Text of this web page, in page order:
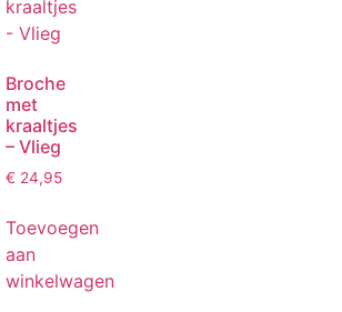
Broche
met
kraaltjes
– Vlieg
€ 24,95
Toevoegen
aan
winkelwagen